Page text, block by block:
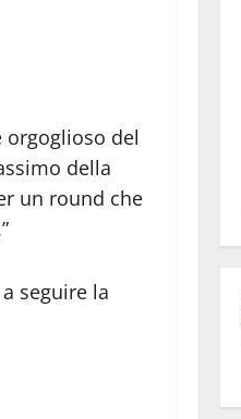
del
della
un round che
seguire la